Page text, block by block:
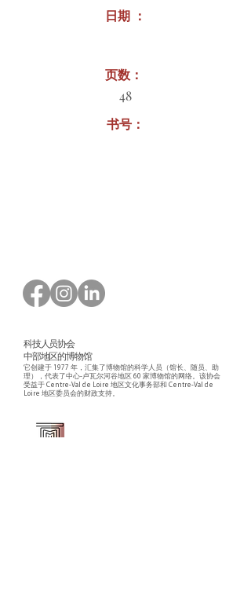
日期 ：
页数：
48
书号：
科技人员协会
中部地区的博物馆
它创建于 1977 年，汇集了博物馆的科学人员（馆长、随员、助
理），代表了中心-卢瓦尔河谷地区 60 家博物馆的网络。该协会
受益于 Centre-Val de Loire 地区文化事务部和 Centre-Val de
Loire 地区委员会的财政支持。